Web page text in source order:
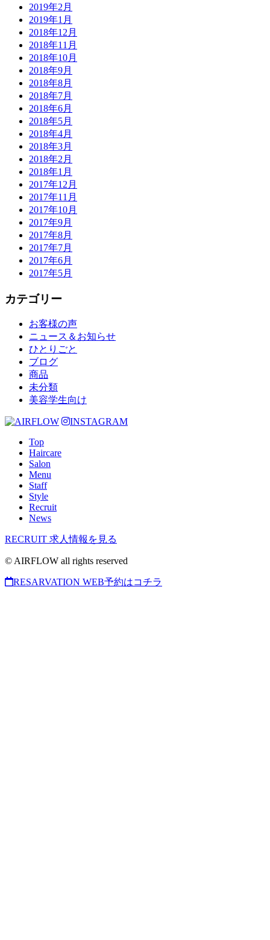
2019年2月
2019年1月
2018年12月
2018年11月
2018年10月
2018年9月
2018年8月
2018年7月
2018年6月
2018年5月
2018年4月
2018年3月
2018年2月
2018年1月
2017年12月
2017年11月
2017年10月
2017年9月
2017年8月
2017年7月
2017年6月
2017年5月
カテゴリー
お客様の声
ニュース＆お知らせ
ひとりごと
ブログ
商品
未分類
美容学生向け
INSTAGRAM
Top
Haircare
Salon
Menu
Staff
Style
Recruit
News
RECRUIT 求人情報を見る
© AIRFLOW all rights reserved
RESARVATION WEB予約はコチラ